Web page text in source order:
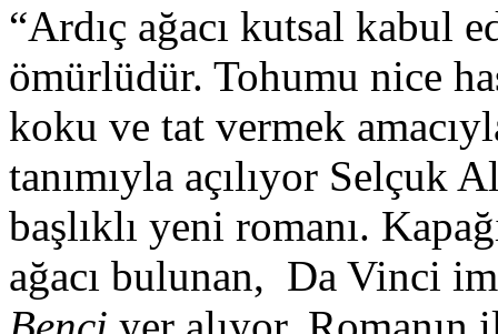
“Ardıç ağacı kutsal kabul
ömürlüdür. Tohumu nice
koku ve tat vermek
tanımıyla açılıyor Selçuk
başlıklı yeni romanı.
ağacı bulunan, Da Vinci